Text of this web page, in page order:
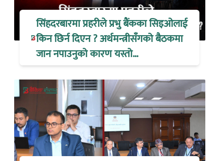
सिंहदरबारमा प्रहरीले प्रभु बैंकका सिइओलाई
किन छिर्न दिएन ? अर्थमन्त्रीसँगको बैठकमा
जान नपाउनुको कारण यस्तो…